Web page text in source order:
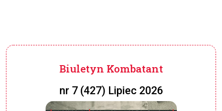
Biuletyn Kombatant
nr 7 (427) Lipiec 2026